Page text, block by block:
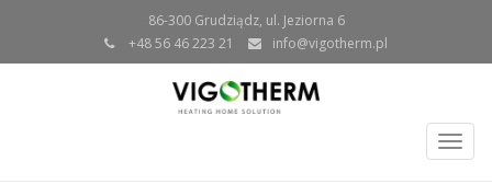
86-300 Grudziądz, ul. Jeziorna 6
+48 56 46 223 21
info@vigotherm.pl